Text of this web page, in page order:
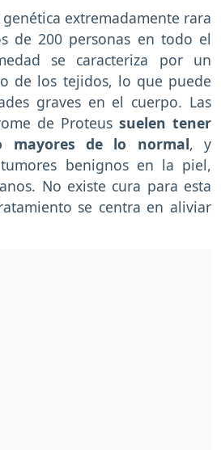
extremadamente rara
de 200 personas en todo el
se caracteriza por un
de los tejidos, lo que puede
graves en el cuerpo. Las
de Proteus suelen tener
mayores de lo normal, y
benignos en la piel,
No existe cura para esta
se centra en aliviar